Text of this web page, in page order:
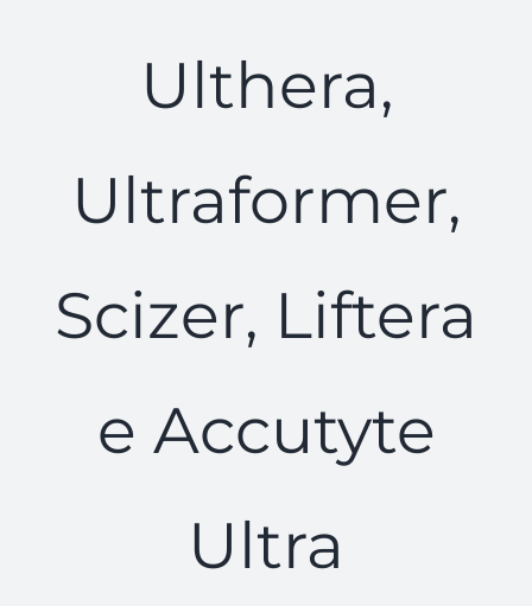
Ulthera,
Ultraformer,
Scizer, Liftera
e Accutyte
Ultra